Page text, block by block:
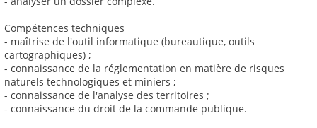
Compétences techniques
- maîtrise de l'outil informatique (bureautique, outils
cartographiques) ;
- connaissance de la réglementation en matière de risques
naturels technologiques et miniers ;
- connaissance de l'analyse des territoires ;
- connaissance du droit de la commande publique.